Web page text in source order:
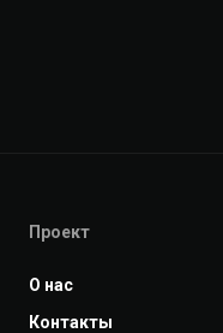
Проект
О нас
Контакты